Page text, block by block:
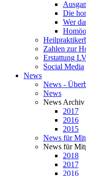
Die
Wer
Zahlen zur
Erstattung
Social Media
News
News -
News
News Archiv
2017
2016
2015
News für
News für
2018
2017
2016